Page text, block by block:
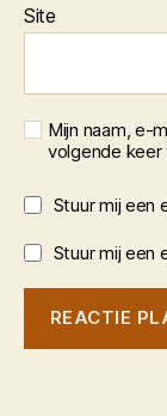
Site
Mijn naam, e-
volgende keer
Stuur mij een
Stuur mij een